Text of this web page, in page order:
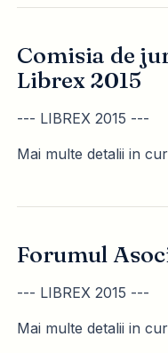
Comisia de
Librex 2015
--- LIBREX 2015 ---
Mai multe detalii in
Forumul
--- LIBREX 2015 ---
Mai multe detalii in